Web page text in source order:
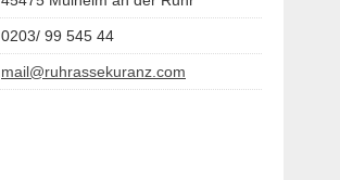
0203/ 99 545 44
mail@ruhrassekuranz.com